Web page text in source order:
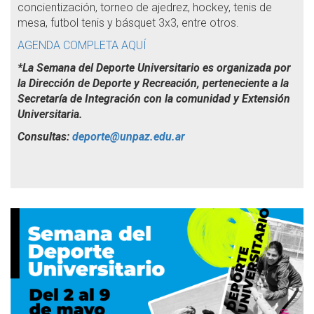
concientización, torneo de ajedrez, hockey, tenis de
mesa, futbol tenis y básquet 3x3, entre otros.
AGENDA COMPLETA AQUÍ
*La Semana del Deporte Universitario es organizada por
la Dirección de Deporte y Recreación, perteneciente a la
Secretaría de Integración con la comunidad y Extensión
Universitaria.
Consultas: deporte@unpaz.edu.ar